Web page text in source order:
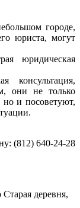
городе,
юриста, могут
юридическая
консультация,
они не только
но и посоветуют,
(812) 640-24-28
деревня,